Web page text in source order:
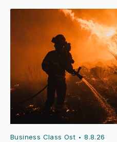
Business Class Ost •8.8.26